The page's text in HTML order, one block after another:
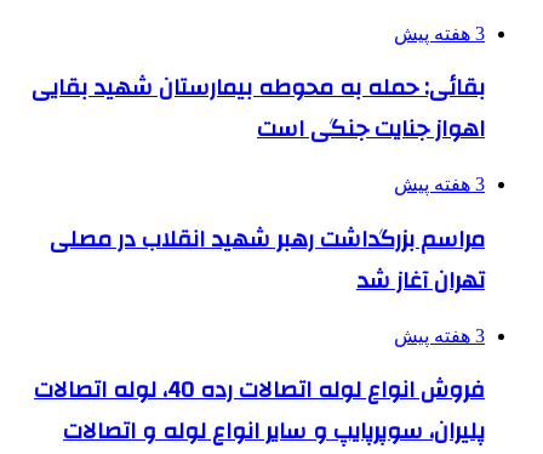
3 هفته پیش
بقائی: حمله به محوطه بیمارستان شهید بقایی
اهواز جنایت جنگی است
3 هفته پیش
مراسم بزرگداشت رهبر شهید انقلاب در مصلی
تهران آغاز شد
3 هفته پیش
فروش انواع لوله اتصالات رده 40، لوله اتصالات
پلیران، سوپرپایپ و سایر انواع لوله و اتصالات